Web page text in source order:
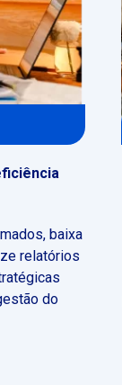
baixa
relatórios
do